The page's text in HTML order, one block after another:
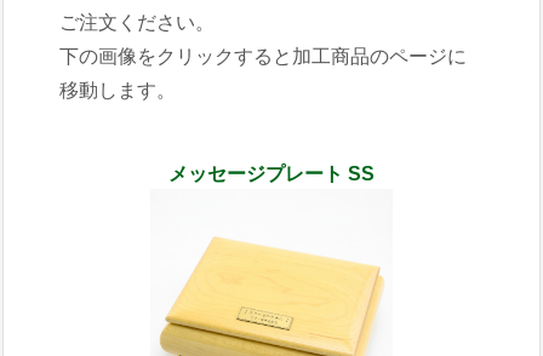
ご注文ください。
下の画像をクリックすると加工商品のページに
移動します。
メッセージプレート SS